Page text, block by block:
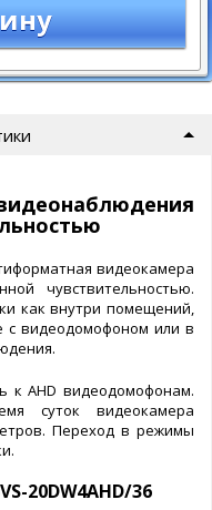
видеокамера
чувствительностью.
как внутри помещений,
с видеодомофоном или в
к AHD видеодомофонам.
суток видеокамера
Переход в режимы
20DW4AHD/36